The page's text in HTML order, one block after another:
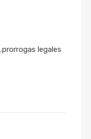
,prorrogas legales